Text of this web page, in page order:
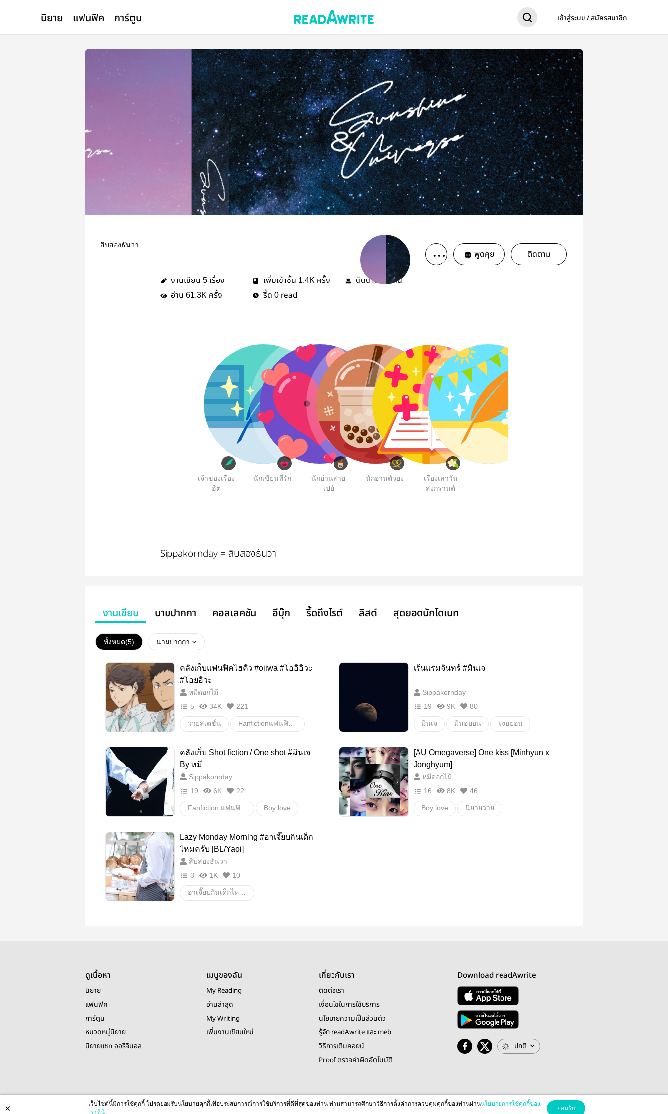
นิยาย แฟนฟิค การ์ตูน เข้าสู่ระบบ / สมัครสมาชิก
สิบสองธันวา
พูดคุย ติดตาม
งานเขียน 5 เรื่อง เพิ่มเข้าชั้น 1.4K ครั้ง ติดตาม 25คน
อ่าน 61.3K ครั้ง รี้ด 0 read
เจ้าของเรื่อง
ฮิต
นักเขียนที่รัก
นักอ่านสาย
เปย์
นักอ่านตัวยง
เรื่องเล่าวัน
สงกรานต์
Sippakornday = สิบสองธันวา
งานเขียน นามปากกา คอลเลคชัน อีบุ๊ก รี้ดถึงไรต์ ลิสต์ สุดยอดนักโดเนท
ทั้งหมด(5) นามปากกา
คลังเก็บแฟนฟิคไฮคิว #oiiwa #โออิอิวะ
#โอยอิวะ
หมีดอกไม้
5
34K 221
วายสเตชั่น
iwaizumi
อะอุน โอยอิวะ
OikawaTooruxIwaizumiHajime
iwaizumihajime OikawaxIwaizumi
เร้นแรมจันทร์ #มินเจ
Sippakornday
19
9K 80
มินเจ มินฮยอน จงฮยอน
Boy Love/Yaoi
วายไทย พีเรียดฟรีสไตล์
สงกรานต์อ่านฟิน
คลังเก็บ Shot fiction / One shot #มินเจ
By หมี
Sippakornday
19
6K 22
Boy love
วายสเตชั่น
[AU Omegaverse] One kiss [Minhyun x
Jonghyum]
หมีดอกไม้
16
8K 46
Boy love นิยายวาย
Lazy Monday Morning #อาเจี๊ยบกินเด็ก
ไหมครับ [BL/Yaoi]
สิบสองธันวา
3
1K 10
ดูเนื้อหา
นิยาย
แฟนฟิค
การ์ตูน
หมวดหมู่นิยาย
นิยายแชท ออริจินอล
เมนูของฉัน
My Reading
อ่านล่าสุด
My Writing
เพิ่มงานเขียนใหม่
เกี่ยวกับเรา
ติดต่อเรา
เงื่อนไขในการใช้บริการ
นโยบายความเป็นส่วนตัว
รู้จัก readAwrite และ meb
วิธีการเติมคอยน์
Proof ตรวจคำผิดอัตโนมัติ
Download readAwrite
ปกติ
© 2026 readAwrite.com by MEB Corporation Public Company Limited
This site is protected by reCAPTCHA and the Google
× เว็บไซต์นี้มีการใช้คุกกี้ โปรดยอมรับนโยบายคุกกี้เพื่อประสบการณ์การใช้บริการที่ดีที่สุดของท่าน ท่านสามารถศึกษาวิธีการตั้งค่าการควบคุมคุกกี้ของท่านผ่านนโยบายการใช้คุกกี้ของ
เราที่นี่
ยอมรับ